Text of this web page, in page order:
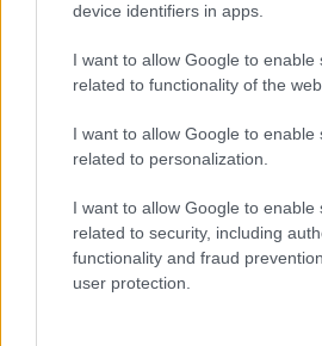
device identifiers in apps.
I want to allow Google to enable
related to functionality of the
I want to allow Google to enable
related to personalization.
I want to allow Google to enable
related to security, including
functionality and fraud
user protection.
Kötelező irodalom [98.]
2021. február 27.
Áll a balhé, amiért Tóth
közben, de a nyilvánosságnak
mondani, hogy ő bizony nem
iskolában kötelező
(Az arany ember, 1872), mert
szerepeket mutat be. Képkocka